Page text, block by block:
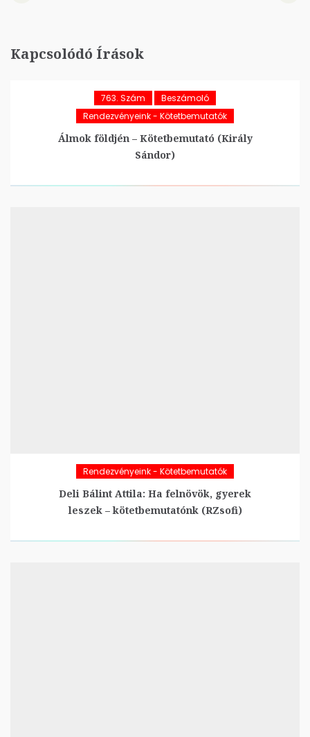
Kapcsolódó Írások
763. Szám
Beszámoló
Rendezvényeink - Kötetbemutatók
Álmok földjén – Kötetbemutató (Király
Sándor)
Rendezvényeink - Kötetbemutatók
Deli Bálint Attila: Ha felnövök, gyerek
leszek – kötetbemutatónk (RZsofi)